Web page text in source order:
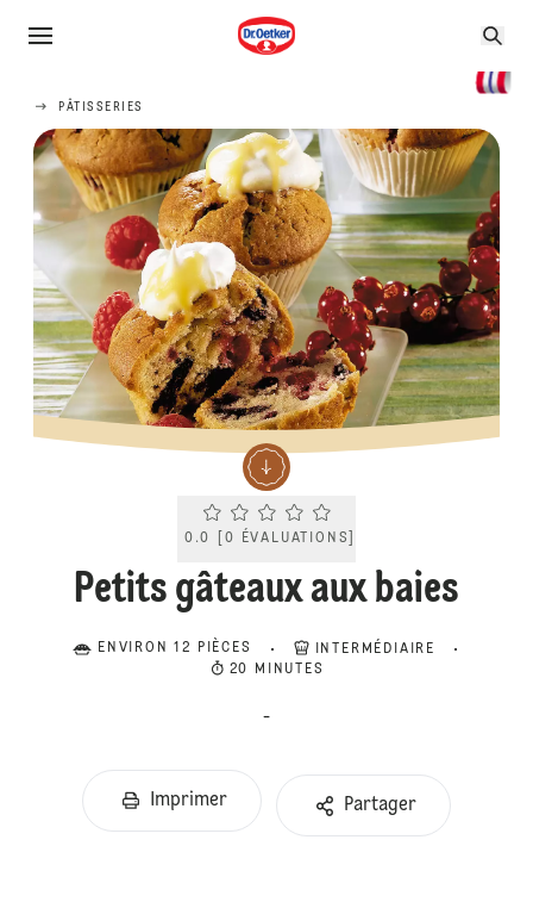
PÂTISSERIES
Current rating 0.0. Click to rate.
0.0 0 ÉVALUATIONS
Petits gâteaux aux baies
ENVIRON 12 PIÈCES
INTERMÉDIAIRE
20 MINUTES
-
Imprimer Partager